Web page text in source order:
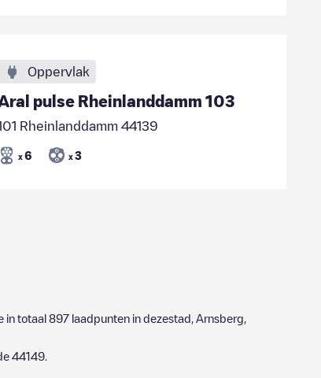
Oppervlak
pulse Rheinlanddamm 103
Rheinlanddamm 44139
x 6 x 3
in totaal 897 laadpunten in dezestad, Arnsberg
44149